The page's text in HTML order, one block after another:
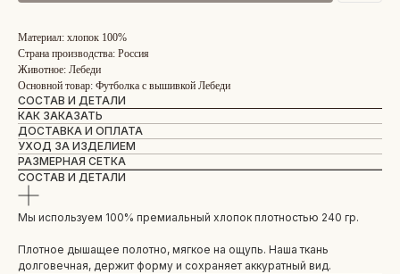
Материал: хлопок 100%
Страна производства: Россия
Животное: Лебеди
Основной товар: Футболка с вышивкой Лебеди
СОСТАВ И ДЕТАЛИ
КАК ЗАКАЗАТЬ
ДОСТАВКА И ОПЛАТА
УХОД ЗА ИЗДЕЛИЕМ
РАЗМЕРНАЯ СЕТКА
СОСТАВ И ДЕТАЛИ
Мы используем 100% премиальный хлопок плотностью 240 гр.
Плотное дышащее полотно, мягкое на ощупь. Наша ткань
долговечная, держит форму и сохраняет аккуратный вид.